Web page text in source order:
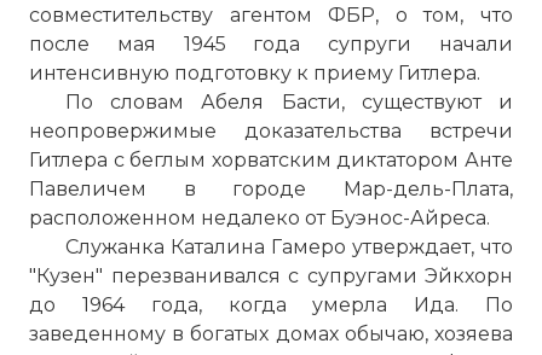
совместительству агентом ФБР, о том, что
после мая 1945 года супруги начали
интенсивную подготовку к приему Гитлера.
По словам Абеля Басти, существуют и
неопровержимые доказательства встречи
Гитлера с беглым хорватским диктатором Анте
Павеличем в городе Мар-дель-Плата,
расположенном недалеко от Буэнос-Айреса.
Служанка Каталина Гамеро утверждает, что
"Кузен" перезванивался с супругами Эйкхорн
до 1964 года, когда умерла Ида. По
заведенному в богатых домах обычаю, хозяева
Комментарий:
Проверочный код: